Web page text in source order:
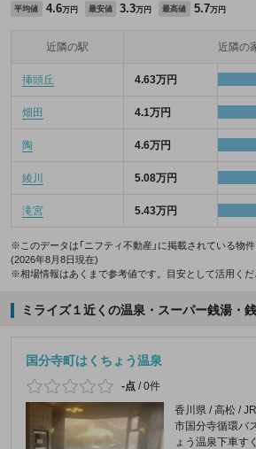
平均値 4.6万円 最安値 3.3万円 最高値 5.7万円
近隣の駅 近隣の
挿頭丘 4.63万円
畑田 4.1万円
陶 4.6万円
綾川 5.08万円
滝宮 5.43万円
※このデータは「ニフティ不動産」に掲載されている物
(2026年8月8日現在)
※相場情報はあくまで参考値です。目安として活用くだ
ミライズ１近くの温泉・スーパー銭湯・
国分寺町はくちょう温泉
-点 /0件
香川県 / 高松 /
市国分寺循環バ
ょう温泉下車す